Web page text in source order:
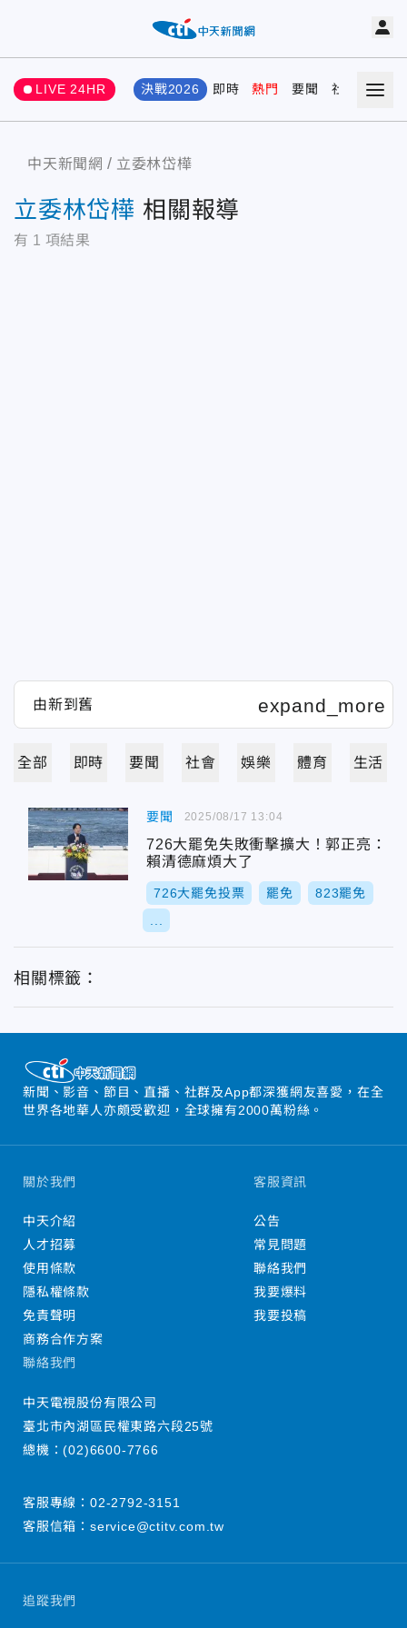
LIVE 24HR 決戰2026 即時 熱門 要聞 社會 娛樂
中天新聞網 立委林岱樺
立委林岱樺 相關報導
有 1 項結果
全部 即時 要聞 社會 娛樂 體育 生活
要聞
726大罷免失敗衝擊擴大！郭正亮：
賴清德麻煩大了
726大罷免投票 罷免 823罷免
2025/08/17 13:04
相關標籤：
新聞、影音、節目、直播、社群及App都深獲網友喜愛，在全
世界各地華人亦頗受歡迎，全球擁有2000萬粉絲。
追蹤我們
關於我們
中天介紹
人才招募
使用條款
隱私權條款
免責聲明
商務合作方案
客服資訊
公告
常見問題
聯絡我們
我要爆料
我要投稿
聯絡我們
中天電視股份有限公司
臺北市內湖區民權東路六段25號
總機：(02)6600-7766
客服專線： 02-2792-3151
客服信箱： service@ctitv.com.tw